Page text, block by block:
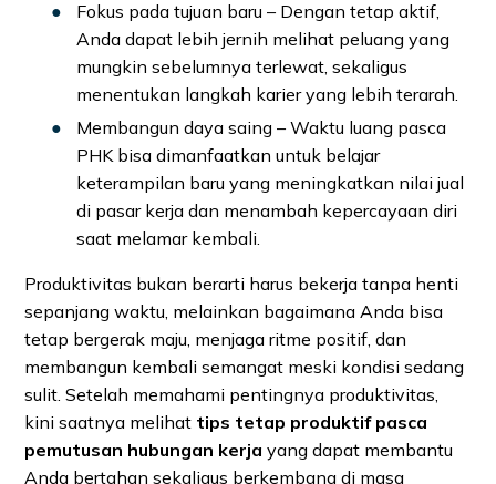
Fokus pada tujuan baru – Dengan tetap aktif,
Anda dapat lebih jernih melihat peluang yang
mungkin sebelumnya terlewat, sekaligus
menentukan langkah karier yang lebih terarah.
Membangun daya saing – Waktu luang pasca
PHK bisa dimanfaatkan untuk belajar
keterampilan baru yang meningkatkan nilai jual
di pasar kerja dan menambah kepercayaan diri
saat melamar kembali.
Produktivitas bukan berarti harus bekerja tanpa henti
sepanjang waktu, melainkan bagaimana Anda bisa
tetap bergerak maju, menjaga ritme positif, dan
membangun kembali semangat meski kondisi sedang
sulit. Setelah memahami pentingnya produktivitas,
kini saatnya melihat tips tetap produktif pasca
pemutusan hubungan kerja yang dapat membantu
Anda bertahan sekaligus berkembang di masa